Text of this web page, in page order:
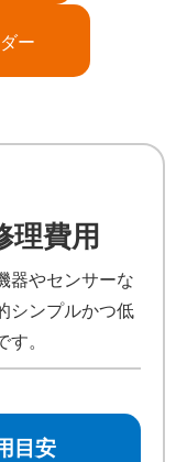
ー
理費用
器やセンサーな
シンプルかつ低
。
目安